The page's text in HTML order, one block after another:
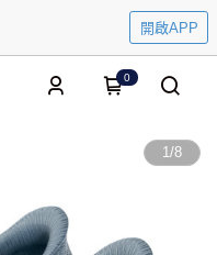
開啟APP
0
1/8